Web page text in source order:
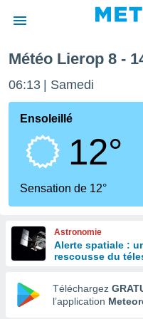
de
Météo Lierop 8 -
06:13 Samedi
Ensoleillé
12°
Sensation de 12°
Astronomie
Alerte spatiale :
rescousse du
Téléchargez
l’application